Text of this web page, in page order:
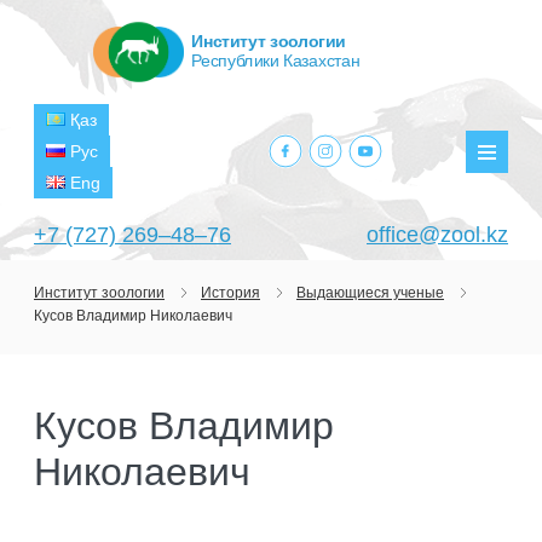
+7 (727) 269‒48‒76 office@zool.kz
Қаз
Рус
Eng
facebook.com
instagram.com
youtube.com
Институт зоологии
Республики Казахстан
ГЛАВНАЯ
ЦЕЛИ И ЗАДАЧИ
РУКОВОДСТВО
ПОДРАЗДЕЛЕНИЯ
ЛАБОРАТОРИИ
ПРОЕКТЫ
Институт зоологии История
Выдающиеся ученые
Кусов Владимир Николаевич
Кусов Владимир
Николаевич